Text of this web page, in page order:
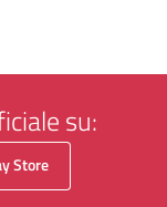
su:
Store